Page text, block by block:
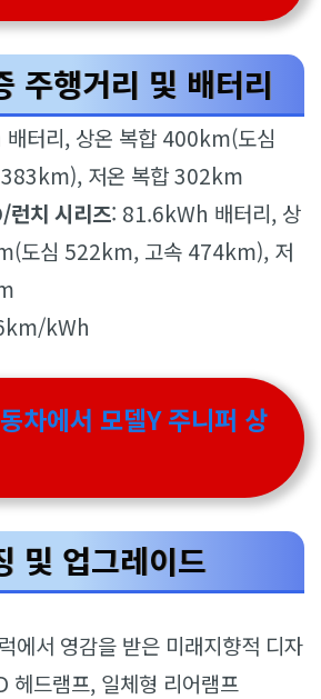
주행거리 및 배터리
터리, 상온 복합 400km(도심
저온 복합 302km
런치 시리즈: 81.6kWh 배터리, 상
도심 522km, 고속 474km), 저
kWh
차에서 모델Y 주니퍼 상
및 업그레이드
에서 영감을 받은 미래지향적 디자
헤드램프, 일체형 리어램프